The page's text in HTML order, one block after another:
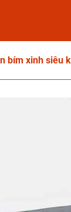
bím xinh siêu